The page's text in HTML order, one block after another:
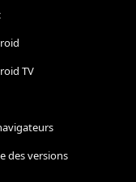
TV
des versions